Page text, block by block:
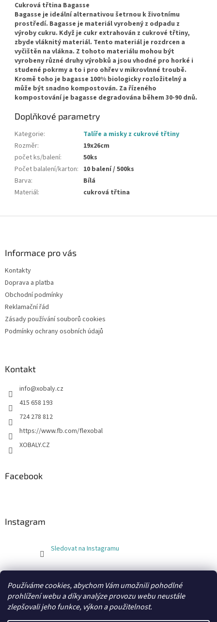
Používáme cookies, abychom Vám umožnili pohodlné
prohlížení webu a díky analýze provozu webu neustále
zlepšovali jeho funkce, výkon a použitelnost.
Cukrová třtina Bagasse
Bagasse je ideální alternativou šetrnou k životnímu
prostředí. Bagasse je materiál vyrobený z odpadu z
výroby cukru. Když je cukr extrahován z cukrové třtiny,
zbyde vláknitý materiál. Tento materiál je rozdrcen a
vyčištěn na vlákna. Z tohoto materiálu mohou být
vyrobeny různé druhy výrobků a jsou vhodné pro horké i
studené pokrmy a to i pro ohřev v mikrovlnné troubě.
Kromě toho je bagasse 100% biologicky rozložitelný a
může být snadno kompostován. Za řízeného
kompostování je bagasse degradována během 30-90 dnů.
Doplňkové parametry
Kategorie:
Talíře a misky z cukrové třtiny
Rozměr:
19x26cm
počet ks/balení:
50ks
Počet balalení/karton: 10 balení / 500ks
Barva:
Bílá
Materiál: cukrová třtina
Informace pro vás
Kontakty
Doprava a platba
Obchodní podmínky
Reklamační řád
Zásady používání souborů cookies
Podmínky ochrany osobních údajů
Kontakt
info@xobaly.cz
415 658 193
724 278 812
https://www.fb.com/flexobal
XOBALY.CZ
Facebook
Instagram
Sledovat na Instagramu